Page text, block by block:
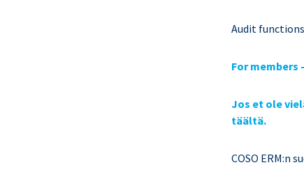
Audit
For members
Jos et ole
täältä.
COSO ERM:n